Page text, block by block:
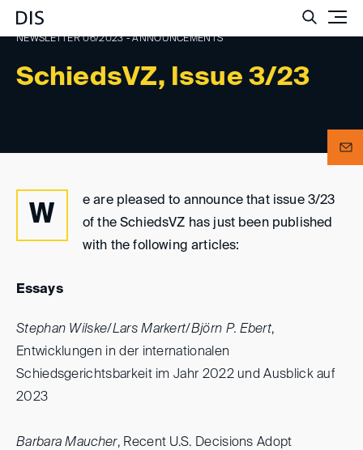
SchiedsVZ, Issue 3/23
NEWSLETTER 06/2023 - ANNOUNCEMENTS
W
e are pleased to announce that issue 3/23
of the SchiedsVZ has just been published
with the following articles:
Essays
Stephan Wilske/Lars Markert/Björn P. Ebert,
Entwicklungen in der internationalen
Schiedsgerichtsbarkeit im Jahr 2022 und Ausblick auf
2023
Barbara Maucher, Recent U.S. Decisions Adopt